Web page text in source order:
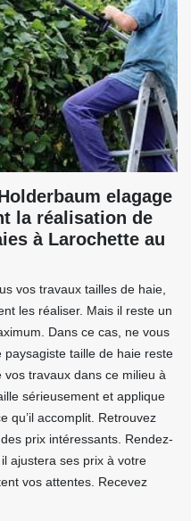
elagage
la réalisation de
à Larochette au
vos travaux tailles de haie,
les réaliser. Mais il reste un
Dans ce cas, ne vous
taille de haie reste
travaux dans ce milieu à
sérieusement et applique
qu’il accomplit. Retrouvez
prix intéressants. Rendez-
ajustera ses prix à votre
vos attentes. Recevez